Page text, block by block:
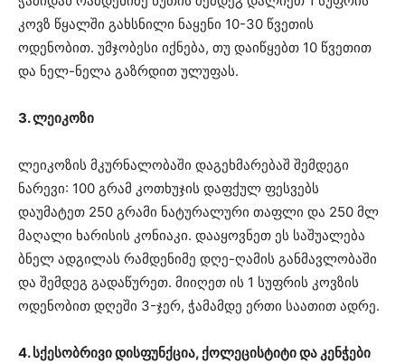
კოვზ წყალში გახსნილი ნაყენი 10-30 წვეთის
ოდენობით. უმჯობესი იქნება, თუ დაიწყებთ 10 წვეთით
და ნელ-ნელა გაზრდით ულუფას.
3. ლეიკოზი
ლეიკოზის მკურნალობაში დაგეხმარებაშ შემდეგი
ნარევი: 100 გრამ კოთხუჯის დაფქულ ფესვებს
დაუმატეთ 250 გრამი ნატურალური თაფლი და 250 მლ
მაღალი ხარისის კონიაკი. დააყოვნეთ ეს საშუალება
ბნელ ადგილას რამდენიმე დღე-ღამის განმავლობაში
და შემდეგ გადაწურეთ. მიიღეთ ის 1 სუფრის კოვზის
ოდენობით დღეში 3-ჯერ, ჭამამდე ერთი საათით ადრე.
4. სქესობრივი დისფუნქცია, ქოლეცისტიტი და კენჭები